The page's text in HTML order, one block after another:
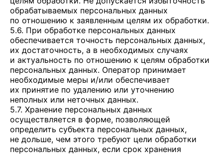
обрабатываемых персональных данных
по отношению к заявленным целям их обработки.
5.6. При обработке персональных данных
обеспечивается точность персональных данных,
их достаточность, а в необходимых случаях
и актуальность по отношению к целям обработки
персональных данных. Оператор принимает
необходимые меры и/или обеспечивает
их принятие по удалению или уточнению
неполных или неточных данных.
5.7. Хранение персональных данных
осуществляется в форме, позволяющей
определить субъекта персональных данных,
не дольше, чем этого требуют цели обработки
персональных данных, если срок хранения